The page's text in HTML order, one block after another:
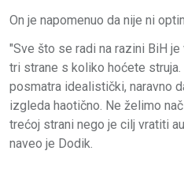
On je napomenuo da nije ni
"Sve što se radi na razini BiH
tri strane s koliko hoćete struja.
posmatra idealistički, naravno
izgleda haotično. Ne želimo
trećoj strani nego je cilj vratiti
naveo je Dodik.